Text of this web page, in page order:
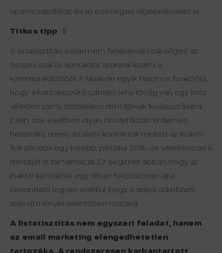
spamcsapdákat és az esetleges elgépeléseket is.
Titkos tipp
A listatisztítás során nem feltétlenül szükséges az
összes inaktív kontaktot azonnal kizárni a
kommunikációból. A Maileon egyik hasznos funkciója,
hogy a kontaktszűrő szintjén lehetőség van egy lista
véletlenszerű, százalékos mintájának kiválasztására.
Ezért sok esetben olyan címzettlistát érdemes
használni, amely az aktív kontaktok mellett az inaktív
feliratkozók egy kisebb, például 20%-os véletlenszerű
mintáját is tartalmazza. Ez segíthet abban, hogy az
inaktív kontaktok egy része fokozatosan újra
bevonható legyen anélkül, hogy a teljes adatbázis
teljesítményét jelentősen rontaná.
A listatisztítás nem egyszeri feladat, hanem
az email marketing elengedhetetlen
tartozéka. A rendszeresen karbantartott